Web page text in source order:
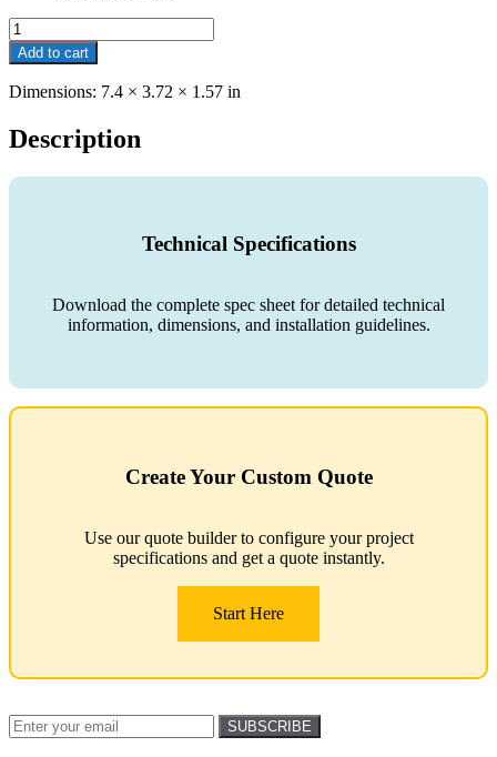
SMT-
012-
060VTHV2
quantity
Add to cart
Dimensions: 7.4 × 3.72 × 1.57 in
Description
Technical Specifications
Download the complete spec sheet for detailed technical
information, dimensions, and installation guidelines.
Create Your Custom Quote
Use our quote builder to configure your project
specifications and get a quote instantly.
Start Here